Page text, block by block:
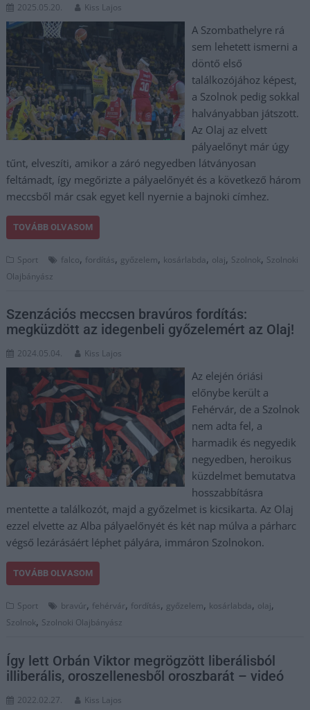
2025.05.20. Kiss Lajos
A Szombathelyre rá
sem lehetett ismerni a
döntő első
találkozójához képest,
a Szolnok pedig sokkal
halványabban játszott.
Az Olaj az elvett
pályaelőnyt már úgy
tűnt, elveszíti, amikor a záró negyedben látványosan
feltámadt, így megőrizte a pályaelőnyét és a következő három
meccsből már csak egyet kell nyernie a bajnoki címhez.
TOVÁBB OLVASOM
Sport falco, fordítás, győzelem, kosárlabda, olaj, Szolnok, Szolnoki
Olajbányász
Szenzációs meccsen bravúros fordítás:
megküzdött az idegenbeli győzelemért az Olaj!
2024.05.04. Kiss Lajos
Az elején óriási
előnybe került a
Fehérvár, de a Szolnok
nem adta fel, a
harmadik és negyedik
negyedben, heroikus
küzdelmet bemutatva
hosszabbításra
mentette a találkozót, majd a győzelmet is kicsikarta. Az Olaj
ezzel elvette az Alba pályaelőnyét és két nap múlva a párharc
végső lezárásáért léphet pályára, immáron Szolnokon.
TOVÁBB OLVASOM
Sport bravúr, fehérvár, fordítás, győzelem, kosárlabda, olaj,
Szolnok, Szolnoki Olajbányász
Így lett Orbán Viktor megrögzött liberálisból
illiberális, oroszellenesből oroszbarát – videó
2022.02.27. Kiss Lajos